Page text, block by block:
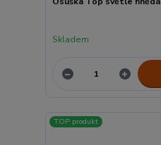
Skladem
TOP produkt